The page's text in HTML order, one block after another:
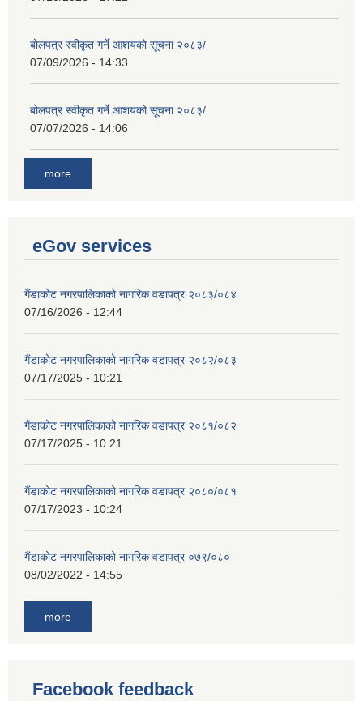
बोलपत्र स्वीकृत गर्ने आशयको सूचना २०८३/
07/09/2026 - 14:33
बोलपत्र स्वीकृत गर्ने आशयको सूचना २०८३/
07/07/2026 - 14:06
more
eGov services
गैंडाकोट नगरपालिकाको नागरिक वडापत्र २०८३/०८४
07/16/2026 - 12:44
गैंडाकोट नगरपालिकाको नागरिक वडापत्र २०८२/०८३
07/17/2025 - 10:21
गैंडाकोट नगरपालिकाको नागरिक वडापत्र २०८१/०८२
07/17/2025 - 10:21
गैंडाकोट नगरपालिकाको नागरिक वडापत्र २०८०/०८१
07/17/2023 - 10:24
गैंडाकोट नगरपालिकाको नागरिक वडापत्र ०७९/०८०
08/02/2022 - 14:55
more
Facebook feedback